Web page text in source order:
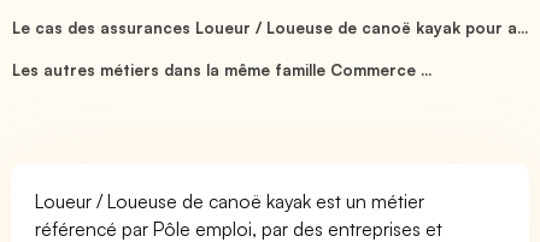
Le cas des assurances Loueur / Loueuse de canoë kayak pour a...
Les autres métiers dans la même famille Commerce ...
Loueur / Loueuse de canoë kayak est un métier
référencé par Pôle emploi, par des entreprises et